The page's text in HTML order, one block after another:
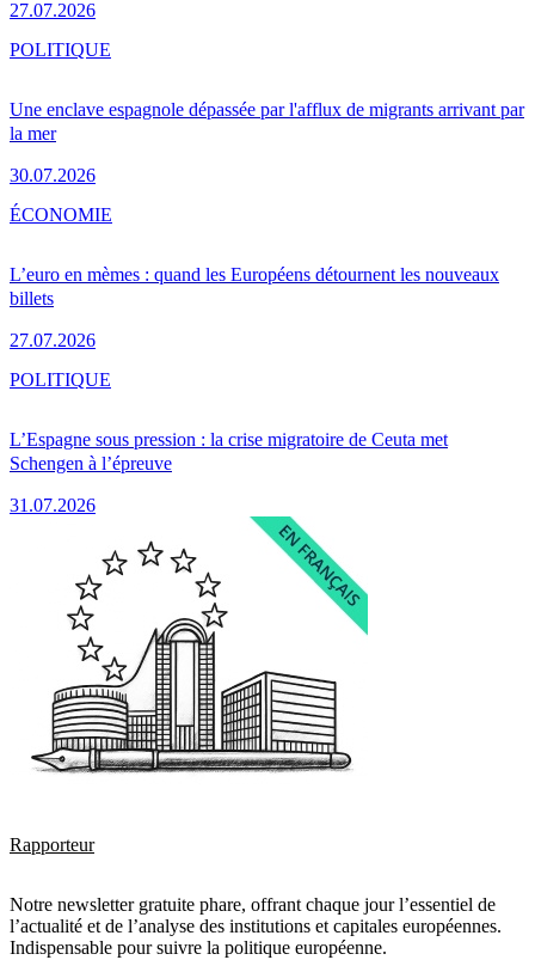
27.07.2026
Une enclave espagnole dépassée par l'afflux de migrants arrivant par
la mer
30.07.2026
POLITIQUE
L’euro en mèmes : quand les Européens détournent les nouveaux
billets
27.07.2026
ÉCONOMIE
L’Espagne sous pression : la crise migratoire de Ceuta met
Schengen à l’épreuve
31.07.2026
POLITIQUE
Rapporteur
Notre newsletter gratuite phare, offrant chaque jour l’essentiel de
l’actualité et de l’analyse des institutions et capitales européennes.
Indispensable pour suivre la politique européenne.